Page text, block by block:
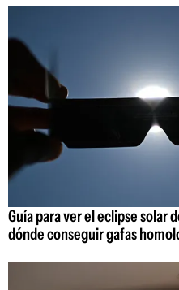
Guía para ver el eclipse solar
dónde conseguir gafas